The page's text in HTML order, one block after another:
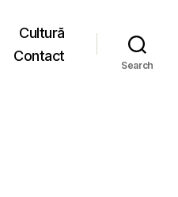
Cultură
Contact
Search